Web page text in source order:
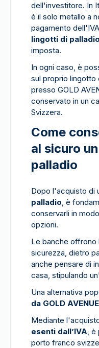
dell'investitore. In
è il solo metallo a
pagamento
lingotti di palladio
imposta.
In ogni caso, è
sul proprio lingotto
presso GOLD
conservato in un
Svizzera.
Come
al sicuro
palladio
Dopo l'acquisto di
palladio, è
conservarli in
opzioni.
Le banche offrono
sicurezza, dietro
anche pensare di
casa, stipulando
Una alternativa
da GOLD AVENUE
Mediante
esenti dall’IVA, è
porto franco